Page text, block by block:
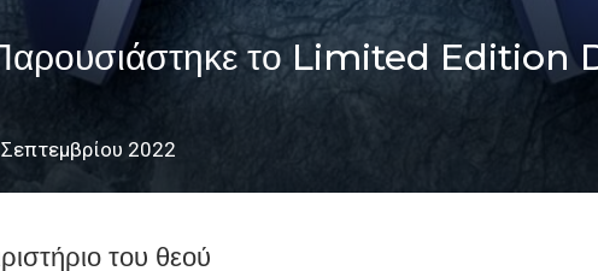
το Limited Edition
2022
του θεού